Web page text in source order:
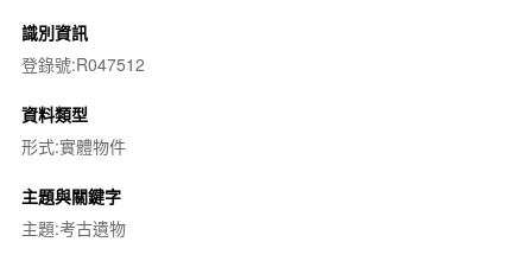
識別資訊
登錄號:R047512
資料類型
形式:實體物件
主題與關鍵字
主題:考古遺物